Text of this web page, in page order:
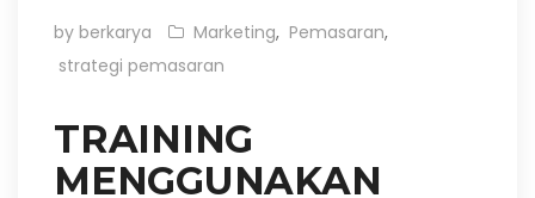
by berkarya Marketing, Pemasaran,
strategi pemasaran
TRAINING
MENGGUNAKAN